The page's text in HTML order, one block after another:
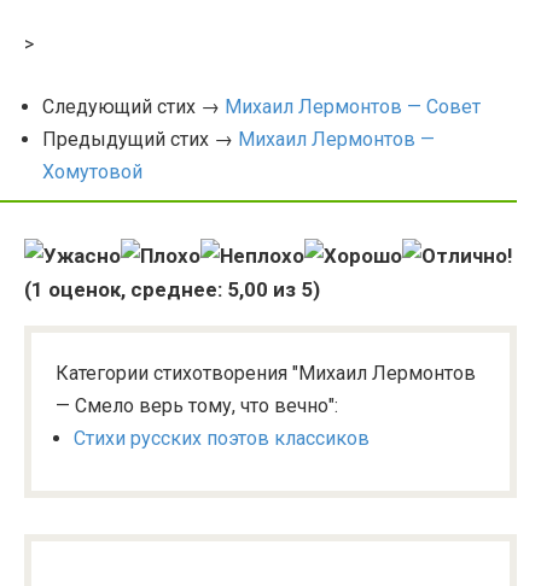
>
Следующий стих → Михаил Лермонтов — Совет
Предыдущий стих → Михаил Лермонтов —
Хомутовой
(1 оценок, среднее: 5,00 из 5)
Категории стихотворения "Михаил Лермонтов
— Смело верь тому, что вечно":
Стихи русских поэтов классиков